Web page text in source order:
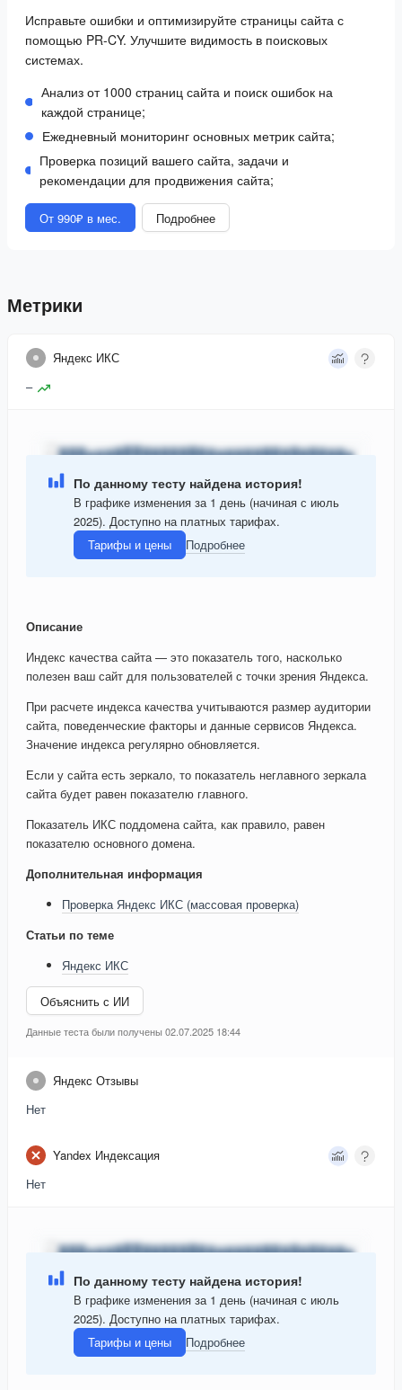
Исправьте ошибки и оптимизируйте страницы сайта с
помощью PR-CY. Улучшите видимость в поисковых
системах.
Анализ от 1000 страниц сайта и поиск ошибок на
каждой странице;
Ежедневный мониторинг основных метрик сайта;
Проверка позиций вашего сайта, задачи и
рекомендации для продвижения сайта;
От 990₽ в мес. Подробнее
Метрики
Яндекс ИКС
–
По данному тесту найдена история!
В графике изменения за 1 день (начиная с июль
2025). Доступно на платных тарифах.
Тарифы и цены
Подробнее
Описание
Индекс качества сайта — это показатель того, насколько
полезен ваш сайт для пользователей с точки зрения Яндекса.
При расчете индекса качества учитываются размер аудитории
сайта, поведенческие факторы и данные сервисов Яндекса.
Значение индекса регулярно обновляется.
Если у сайта есть зеркало, то показатель неглавного зеркала
сайта будет равен показателю главного.
Показатель ИКС поддомена сайта, как правило, равен
показателю основного домена.
Дополнительная информация
Проверка Яндекс ИКС (массовая проверка)
Статьи по теме
Яндекс ИКС
Объяснить с ИИ
Данные теста были получены 02.07.2025 18:44
Яндекс Отзывы
Нет
Yandex Индексация
Нет
По данному тесту найдена история!
В графике изменения за 1 день (начиная с июль
2025). Доступно на платных тарифах.
Тарифы и цены
Подробнее